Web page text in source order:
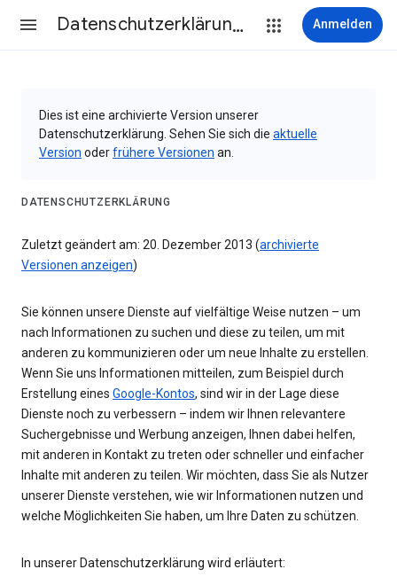
Datenschutzerklärung & Nutzungsbedingungen Anmelden
Dies ist eine archivierte Version unserer
Datenschutzerklärung. Sehen Sie sich die aktuelle
Version oderfrühere Versionen an.
DATENSCHUTZERKLÄRUNG
Zuletzt geändert am: 20. Dezember 2013 (archivierte
Versionen anzeigen)
Sie können unsere Dienste auf vielfältige Weise nutzen – um
nach Informationen zu suchen und diese zu teilen, um mit
anderen zu kommunizieren oder um neue Inhalte zu erstellen.
Wenn Sie uns Informationen mitteilen, zum Beispiel durch
Erstellung eines Google-Kontos, sind wir in der Lage diese
Dienste noch zu verbessern – indem wir Ihnen relevantere
Suchergebnisse und Werbung anzeigen, Ihnen dabei helfen,
mit anderen in Kontakt zu treten oder schneller und einfacher
Inhalte mit anderen zu teilen. Wir möchten, dass Sie als Nutzer
unserer Dienste verstehen, wie wir Informationen nutzen und
welche Möglichkeiten Sie haben, um Ihre Daten zu schützen.
In unserer Datenschutzerklärung wird erläutert: